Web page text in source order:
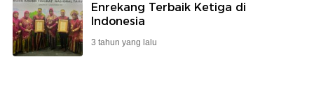
Enrekang Terbaik Ketiga di
Indonesia
3 tahun yang lalu